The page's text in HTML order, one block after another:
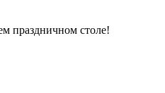
праздничном столе!